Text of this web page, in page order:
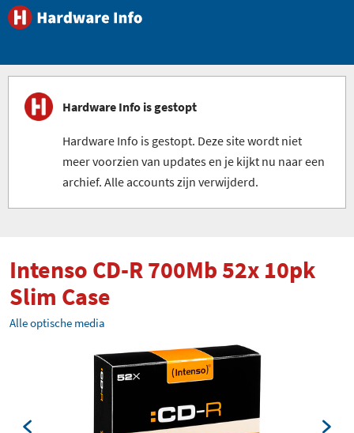
Hardware Info is gestopt
Hardware Info is gestopt. Deze site wordt niet
meer voorzien van updates en je kijkt nu naar een
archief. Alle accounts zijn verwijderd.
Intenso CD-R 700Mb 52x 10pk
Slim Case
Alle optische media